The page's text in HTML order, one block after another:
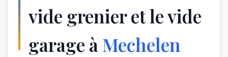
vide grenier et le vide
garage àMechelen